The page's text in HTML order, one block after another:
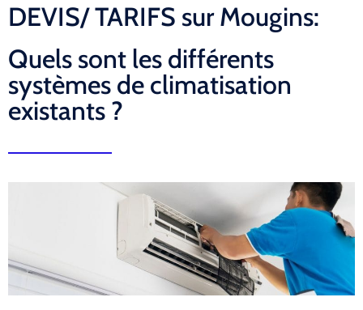
DEVIS/ TARIFS sur Mougins:
Quels sont les différents
systèmes de climatisation
existants ?